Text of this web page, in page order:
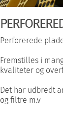
Perforerede
Fremstilles i
kvaliteter og
Det har udbredt
og filtre m.v